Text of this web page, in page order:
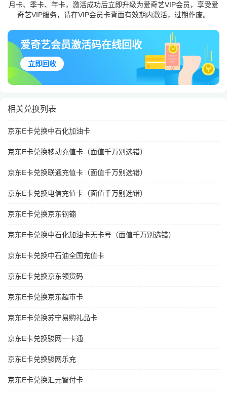
月卡、季卡、年卡，激活成功后立即升级为爱奇艺VIP会员，享受爱
奇艺VIP服务，请在VIP会员卡背面有效期内激活，过期作废。
爱奇艺会员激活码在线回收
立即回收
相关兑换列表
京东E卡兑换中石化加油卡
京东E卡兑换移动充值卡（面值千万别选错）
京东E卡兑换联通充值卡（面值千万别选错）
京东E卡兑换电信充值卡（面值千万别选错）
京东E卡兑换京东钢镚
京东E卡兑换中石化加油卡无卡号（面值千万别选错）
京东E卡兑换中石油全国充值卡
京东E卡兑换京东领货码
京东E卡兑换京东超市卡
京东E卡兑换苏宁易购礼品卡
京东E卡兑换骏网一卡通
京东E卡兑换骏网乐充
京东E卡兑换汇元智付卡